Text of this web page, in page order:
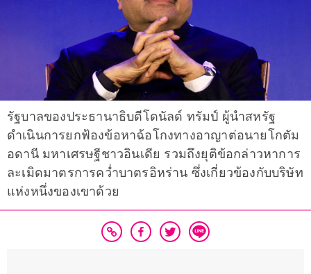
รัฐบาลของประธานาธิบดีโดนัลด์ ทรัมป์ ผู้นำสหรัฐ
ดำเนินการยกฟ้องข้อหาฉ้อโกงทางอาญาต่อนายโกตัม
อดานี มหาเศรษฐีชาวอินเดีย รวมถึงยุติข้อกล่าวหาการ
ละเมิดมาตรการคว่ำบาตรอิหร่าน ซึ่งเกี่ยวข้องกับบริษัท
แห่งหนึ่งของเขาด้วย